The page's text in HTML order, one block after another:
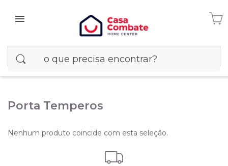
Porta Temperos
Nenhum produto coincide com esta seleção.